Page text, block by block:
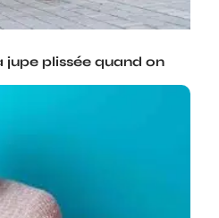
plissée quand on